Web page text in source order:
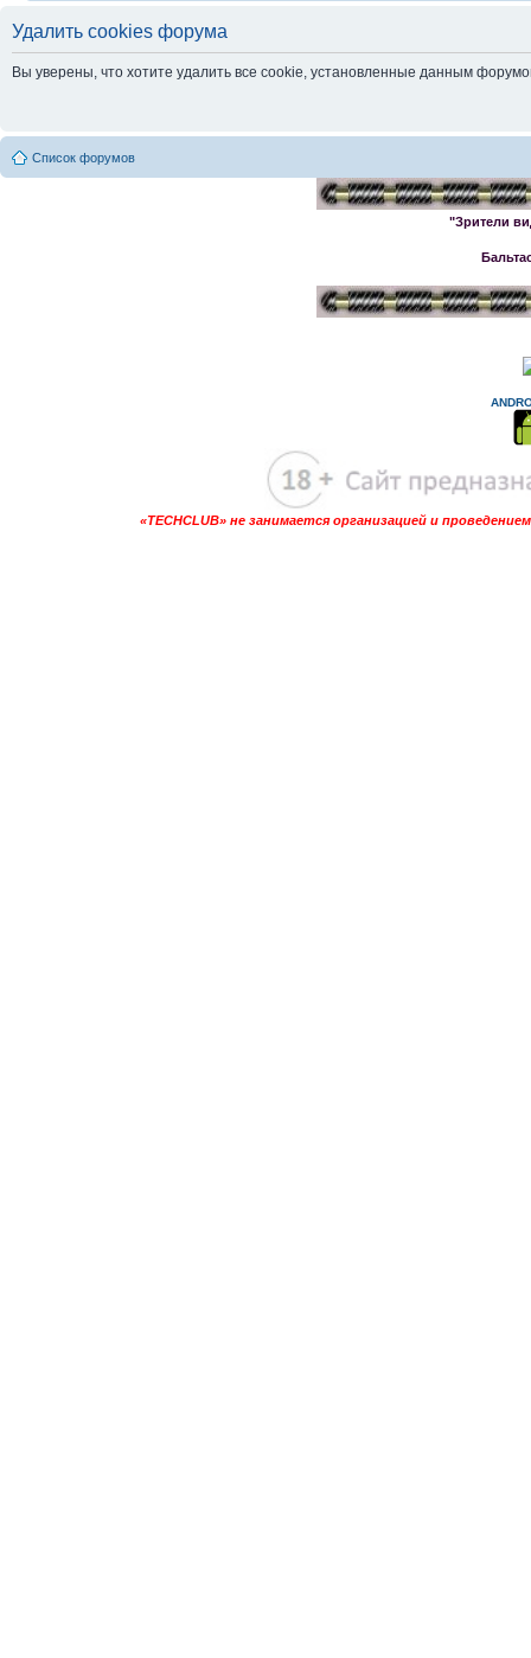
Удалить cookies форума
Вы уверены, что хотите удалить все cookie, установленные данным
Список форумов
"Зрители
«TECHCLUB» не занимается организацией и